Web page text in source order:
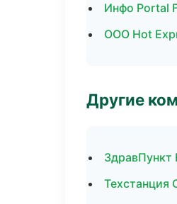
Инфо Portal
ООО Hot
Другие
ЗдравПункт
Техстанция